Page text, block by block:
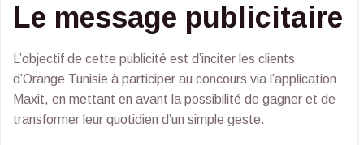
Le message publicitaire
L’objectif de cette publicité est d’inciter les clients
d’Orange Tunisie à participer au concours via l’application
Maxit, en mettant en avant la possibilité de gagner et de
transformer leur quotidien d’un simple geste.